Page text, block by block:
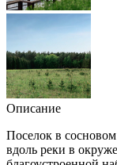
Описание
Поселок в
вдоль реки в